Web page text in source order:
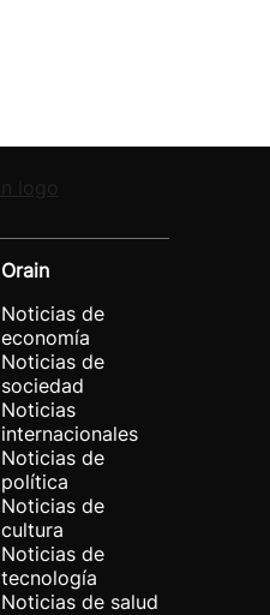
Orain
Noticias de
economía
Noticias de
sociedad
Noticias
internacionales
Noticias de
política
Noticias de
cultura
Noticias de
tecnología
Noticias de salud